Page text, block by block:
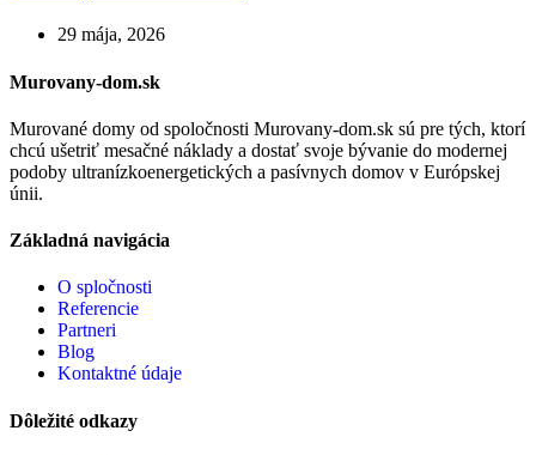
29 mája, 2026
Murovany-dom.sk
Murované domy od spoločnosti Murovany-dom.sk sú pre tých, ktorí
chcú ušetriť mesačné náklady a dostať svoje bývanie do modernej
podoby ultranízkoenergetických a pasívnych domov v Európskej
únii.
Základná navigácia
O spločnosti
Referencie
Partneri
Blog
Kontaktné údaje
Dôležité odkazy